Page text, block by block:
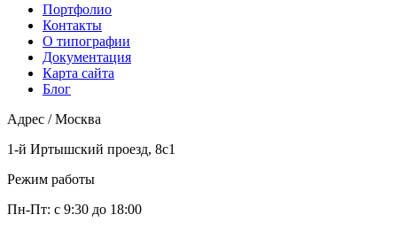
Портфолио
Контакты
О типографии
Документация
Карта сайта
Блог
Адрес / Москва
1-й Иртышский проезд, 8с1
Режим работы
Пн-Пт: с 9:30 до 18:00